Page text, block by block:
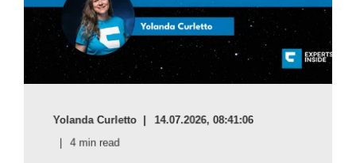
Yolanda Curletto
14.07.2026, 08:41:06
4 min read